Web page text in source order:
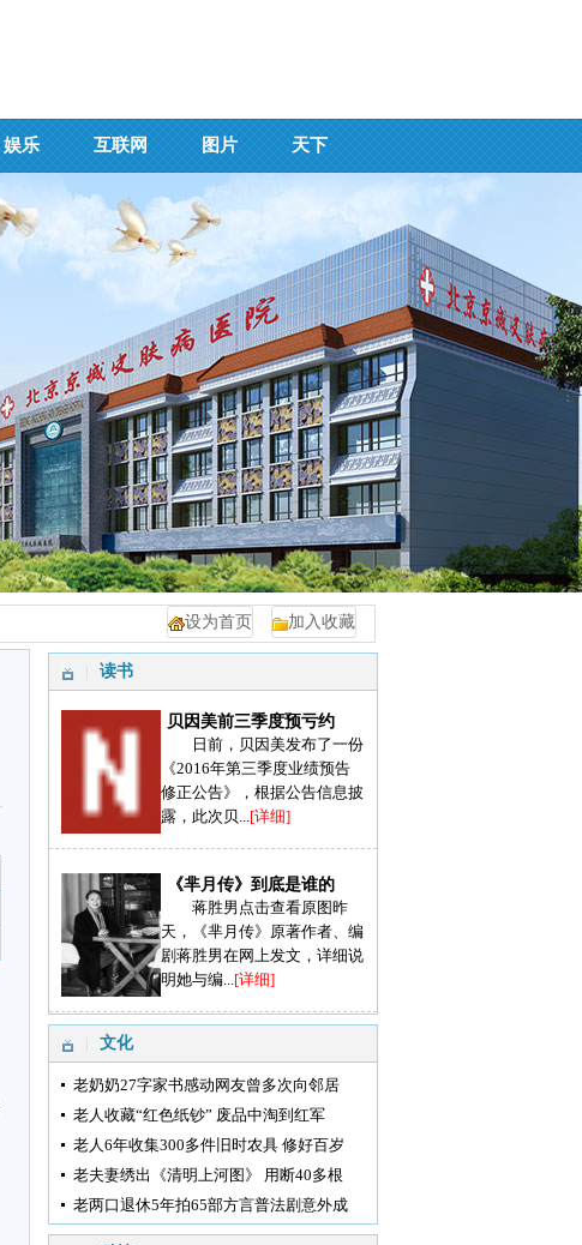
娱乐 互联网 图片 天下
加入收藏
设为首页
读书
贝因美前三季度预亏约
日前，贝因美发布了一份
《2016年第三季度业绩预告
修正公告》，根据公告信息披
露，此次贝...[详细]
《芈月传》到底是谁的
蒋胜男点击查看原图昨
天，《芈月传》原著作者、编
剧蒋胜男在网上发文，详细说
明她与编...[详细]
文化
老奶奶27字家书感动网友曾多次向邻居
老人收藏“红色纸钞” 废品中淘到红军
老人6年收集300多件旧时农具 修好百岁
老夫妻绣出《清明上河图》 用断40多根
老两口退休5年拍65部方言普法剧意外成